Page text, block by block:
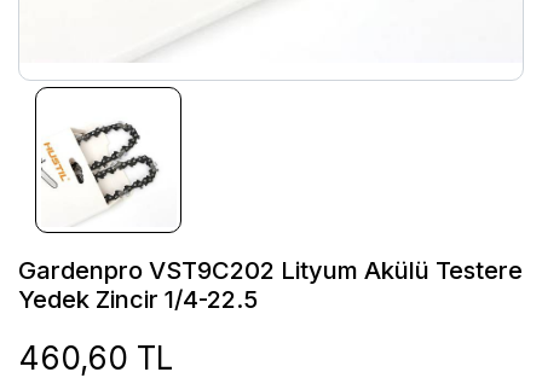
Gardenpro VST9C202 Lityum Akülü Testere
Yedek Zincir 1/4-22.5
460,60 TL